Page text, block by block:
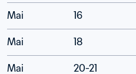
Mai 16
Mai 18
Mai 20-21